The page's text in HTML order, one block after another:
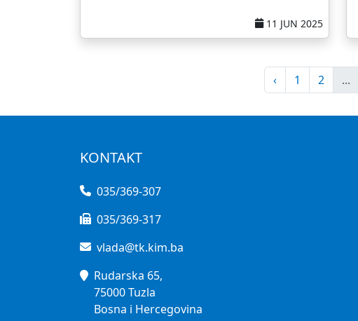
11 JUN 2025
‹ 1 2 ...
KONTAKT
035/369-307
035/369-317
vlada@tk.kim.ba
Rudarska 65,
75000 Tuzla
Bosna i Hercegovina